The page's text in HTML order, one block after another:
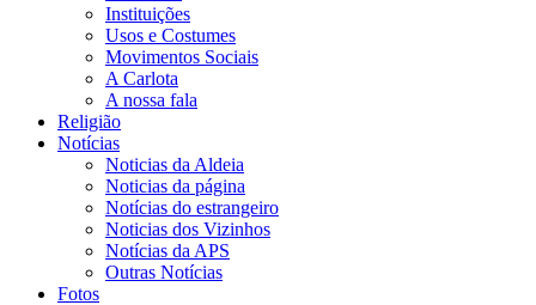
Instituições
Usos e Costumes
Movimentos Sociais
A Carlota
A nossa fala
Religião
Notícias
Noticias da Aldeia
Noticias da página
Notícias do estrangeiro
Noticias dos Vizinhos
Notícias da APS
Outras Notícias
Fotos